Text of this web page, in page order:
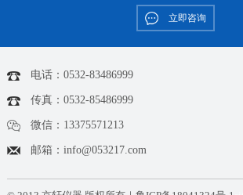
立即咨询
电话：0532-83486999
传真：0532-85486999
微信：13375571213
邮箱：info@053217.com